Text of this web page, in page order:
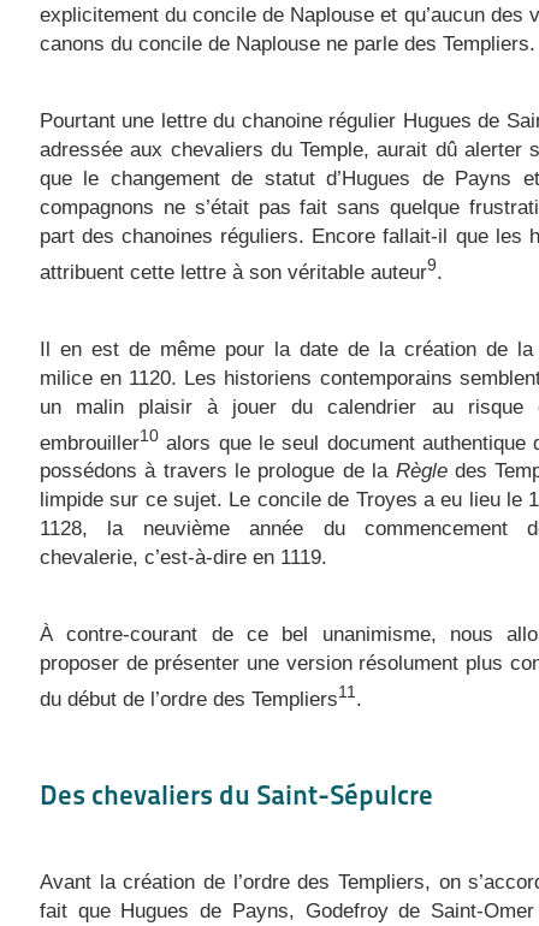
explicitement du concile de Naplouse et qu’aucun des
canons du concile de Naplouse ne parle des
Pourtant une lettre du chanoine régulier Hugues de
adressée aux chevaliers du Temple, aurait dû alerter
que le changement de statut d’Hugues de Payns
compagnons ne s’était pas fait sans quelque
part des chanoines réguliers. Encore fallait-il que les
attribuent cette lettre à son véritable auteur9.
Il en est de même pour la date de la création de la
milice en 1120. Les historiens contemporains
un malin plaisir à jouer du calendrier au risque
embrouiller10 alors que le seul document authentique
possédons à travers le prologue de la Règledes
limpide sur ce sujet. Le concile de Troyes a eu lieu le
1128, la neuvième année du commencement
chevalerie, c’est-à-dire en 1119.
À contre-courant de ce bel unanimisme, nous
proposer de présenter une version résolument plus
du début de l’ordre des Templiers11.
Des chevaliers du Saint-Sépulcre
Avant la création de l’ordre des Templiers, on
fait que Hugues de Payns, Godefroy de Saint-